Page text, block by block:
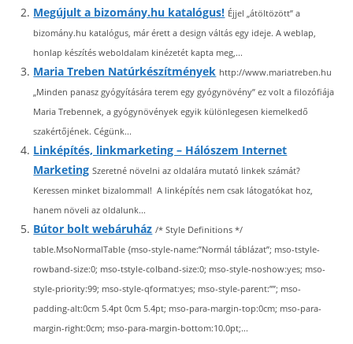
Megújult a bizomány.hu katalógus! Éjjel „átöltözött” a
bizomány.hu katalógus, már érett a design váltás egy ideje. A weblap,
honlap készítés weboldalam kinézetét kapta meg,...
Maria Treben Natúrkészítmények http://www.mariatreben.hu
„Minden panasz gyógyítására terem egy gyógynövény” ez volt a filozófiája
Maria Trebennek, a gyógynövények egyik különlegesen kiemelkedő
szakértőjének. Cégünk...
Linképítés, linkmarketing – Hálószem Internet
Marketing Szeretné növelni az oldalára mutató linkek számát?
Keressen minket bizalommal! A linképítés nem csak látogatókat hoz,
hanem növeli az oldalunk...
Bútor bolt webáruház /* Style Definitions */
table.MsoNormalTable {mso-style-name:”Normál táblázat”; mso-tstyle-
rowband-size:0; mso-tstyle-colband-size:0; mso-style-noshow:yes; mso-
style-priority:99; mso-style-qformat:yes; mso-style-parent:””; mso-
padding-alt:0cm 5.4pt 0cm 5.4pt; mso-para-margin-top:0cm; mso-para-
margin-right:0cm; mso-para-margin-bottom:10.0pt;...